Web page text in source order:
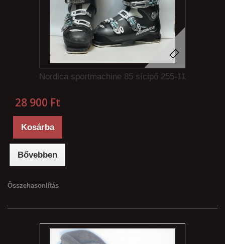
Nordica sportmachine 85 sícipő 255-11
28 900 Ft‎
Kosárba
Bővebben
Összehasonlítás